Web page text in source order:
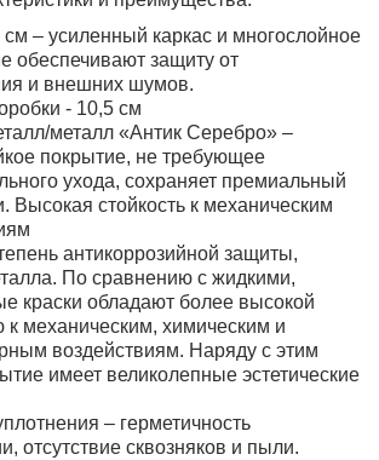
– усиленный каркас и многослойное
обеспечивают защиту от
и внешних шумов.
- 10,5 см
металл «Антик Серебро» –
покрытие, не требующее
ухода, сохраняет премиальный
Высокая стойкость к механическим
антикоррозийной защиты,
По сравнению с жидкими,
краски обладают более высокой
к механическим, химическим и
воздействиям. Наряду с этим
имеет великолепные эстетические
– герметичность
отсутствие сквозняков и пыли.